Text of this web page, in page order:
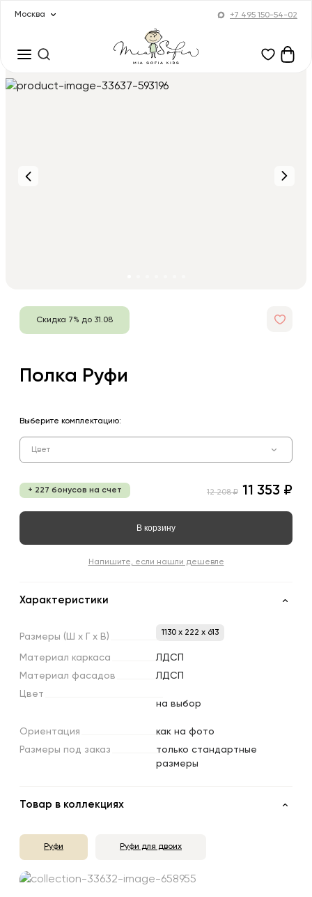
Москва +7 495 150-54-02
Скидка 7% до 31.08
Полка Руфи
Выберите комплектацию:
Цвет
+ 227 бонусов на счет 12 208 ₽ 11 353 ₽
В корзину
Напишите, если нашли дешевле
Характеристики
Размеры (Ш х х В) 1130 x 222 x 613
Материал каркаса
ЛДСП
Материал фасадов
ЛДСП
Цвет
на выбор
Ориентация
как на фото
Размеры под заказ
только стандартные
размеры
Товар в коллекциях
Руфи Руфи для двоих